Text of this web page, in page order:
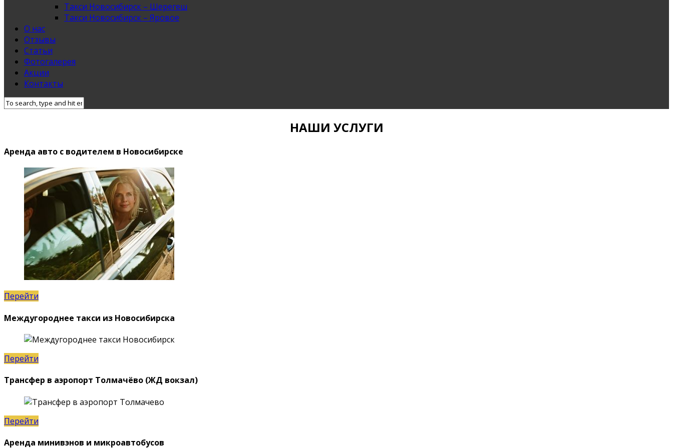
Такси Новосибирск – Шерегеш
Такси Новосибирск – Яровое
О нас
Отзывы
Статьи
Фотогалерея
Акции
Контакты
НАШИ УСЛУГИ
Аренда авто с водителем в Новосибирске
Перейти
Междугороднее такси из Новосибирска
Перейти
Трансфер в аэропорт Толмачёво (ЖД вокзал)
Перейти
Аренда минивэнов и микроавтобусов